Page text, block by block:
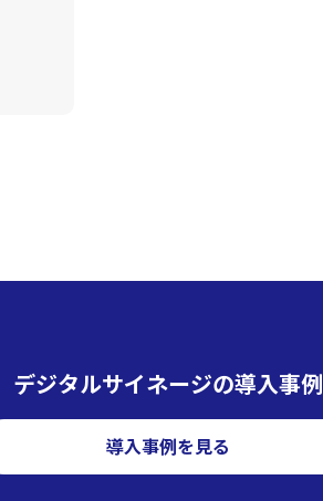
デジタルサイネージの導入事例
導入事例を見る